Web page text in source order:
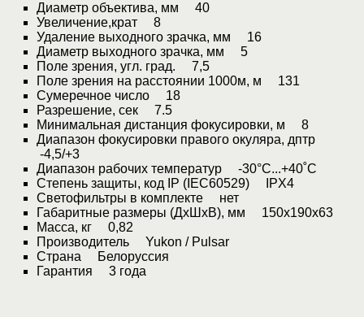
Диаметр объектива, мм 40
Увеличение,крат 8
Удаление выходного зрачка, мм 16
Диаметр выходного зрачка, мм 5
Поле зрения, угл. град. 7,5
Поле зрения на расстоянии 1000м, м 131
Сумеречное число 18
Разрешение, сек 7.5
Минимальная дистанция фокусировки, м 8
Диапазон фокусировки правого окуляра, дптр
-4,5/+3
Диапазон рабочих температур -30°С...+40˚С
Степень защиты, код IP (IEC60529) IPX4
Светофильтры в комплекте нет
Габаритные размеры (ДхШхВ), мм 150x190x63
Масса, кг 0,82
Производитель Yukon / Pulsar
Страна Белоруссия
Гарантия 3 года